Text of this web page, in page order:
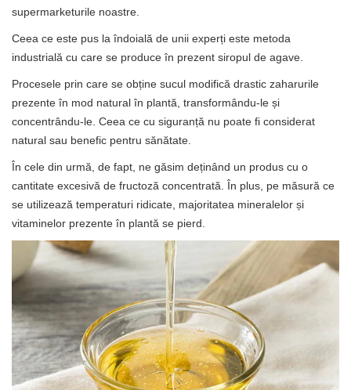
supermarketurile noastre.
Ceea ce este pus la îndoială de unii experți este metoda
industrială cu care se produce în prezent siropul de agave.
Procesele prin care se obține sucul modifică drastic zaharurile
prezente în mod natural în plantă, transformându-le și
concentrându-le. Ceea ce cu siguranță nu poate fi considerat
natural sau benefic pentru sănătate.
În cele din urmă, de fapt, ne găsim deținând un produs cu o
cantitate excesivă de fructoză concentrată. În plus, pe măsură ce
se utilizează temperaturi ridicate, majoritatea mineralelor și
vitaminelor prezente în plantă se pierd.